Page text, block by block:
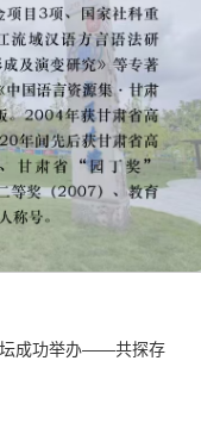
坛成功举办——共探存